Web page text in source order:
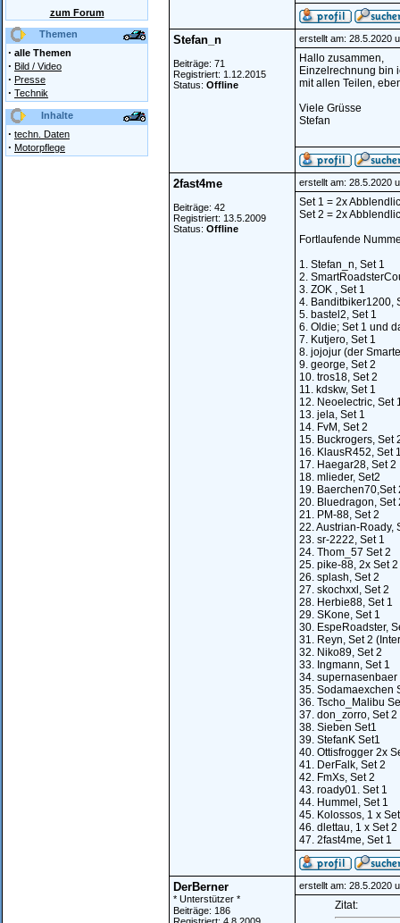
zum Forum
Themen
· alle Themen
· Bild / Video
· Presse
· Technik
Inhalte
· techn. Daten
· Motorpflege
Stefan_n
Beiträge: 71
Registriert: 1.12.2015
Status: Offline
erstellt am: 28.5.2020
Hallo zusammen,
Einzelrechnung bin
mit allen Teilen,
Viele Grüsse
Stefan
2fast4me
Beiträge: 42
Registriert: 13.5.2009
Status: Offline
erstellt am: 28.5.2020
Set 1 = 2x
Set 2 = 2x
Fortlaufende
1. Stefan_n, Set 1
2.
3. ZOK , Set 1
4. Banditbiker1200,
5. bastel2, Set 1
6. Oldie; Set 1 und
7. Kutjero, Set 1
8. jojojur (der
9. george, Set 2
10. tros18, Set 2
11. kdskw, Set 1
12. Neoelectric, Set
13. jela, Set 1
14. FvM, Set 2
15. Buckrogers, Set
16. KlausR452, Set
17. Haegar28, Set 2
18. mlieder, Set2
19. Baerchen70,Set
20. Bluedragon, Set
21. PM-88, Set 2
22. Austrian-Roady,
23. sr-2222, Set 1
24. Thom_57 Set 2
25. pike-88, 2x Set 2
26. splash, Set 2
27. skochxxl, Set 2
28. Herbie88, Set 1
29. SKone, Set 1
30. EspeRoadster,
31. Reyn, Set 2
32. Niko89, Set 2
33. Ingmann, Set 1
34. supernasenbaer
35. Sodamaexchen
36. Tscho_Malibu
37. don_zorro, Set 2
38. Sieben Set1
39. StefanK Set1
40. Ottisfrogger 2x
41. DerFalk, Set 2
42. FmXs, Set 2
43. roady01. Set 1
44. Hummel, Set 1
45. Kolossos, 1 x
46. dlettau, 1 x Set 2
47. 2fast4me, Set 1
DerBerner
* Unterstützer *
Beiträge: 186
erstellt am: 28.5.2020
Zitat: